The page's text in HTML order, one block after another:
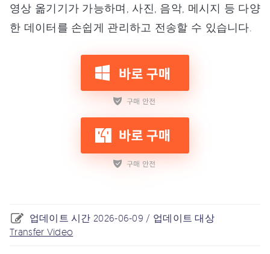
영상 옮기기가 가능하며, 사진, 음악, 메시지 등 다양
한 데이터를 손쉽게 관리하고 전송할 수 있습니다.
업데이트 시간 2026-06-09 / 업데이트 대상
Transfer Video